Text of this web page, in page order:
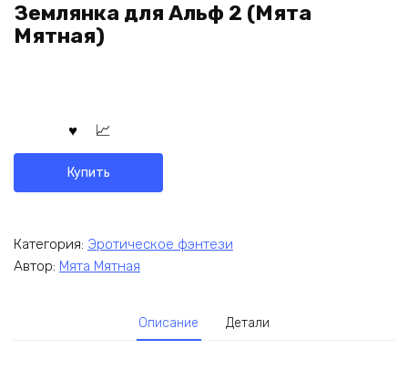
Землянка для Альф 2 (Мята
Мятная)
Купить
Категория: Эротическое фэнтези
Автор: Мята Мятная
Описание Детали